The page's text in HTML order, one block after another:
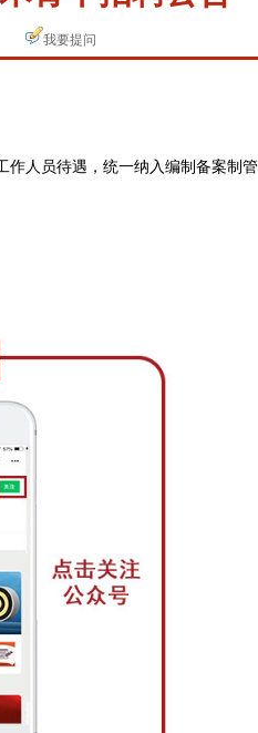
我要提问
作人员待遇，统一纳入编制备案制管